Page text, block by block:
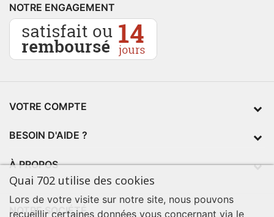
NOTRE ENGAGEMENT
VOTRE COMPTE
BESOIN D'AIDE ?
À PROPOS
NOTRE SOCIÉTÉ
Quai 702 utilise des cookies
Lors de votre visite sur notre site, nous pouvons
recueillir certaines données vous concernant via le